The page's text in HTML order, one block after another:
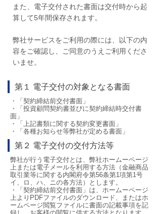
また、電子交付された書面は交付時から起
算して5年間保存されます。
弊社サービスをご利用の際には、以下の内
容をご確認し、ご同意のうえご利用くださ
いませ。
第１ 電子交付の対象となる書面
・「契約締結前交付書面」
・「投資顧問契約書並びに契約締結時交付書
面」
・「上記書類に関する契約変更書面」
・「各種お知らせ等弊社が定める書面」
第２ 電子交付の交付方法等
弊社が行う電子交付とは、弊社ホームーページ
上または電子メールを利用する方法（金融商品
取引業等に関する内閣府令第56条第1項第1号
イ、ロ、ハ、ニの各方法）とします。
・「契約締結前交付書面」は、ホームーページ
上よりPDFファイルのダウンロード、またはホ
ームページ閲覧ファイルに書面の記載事項を記